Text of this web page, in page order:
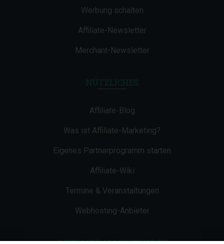
Werbung schalten
Affiliate-Newsletter
Merchant-Newsletter
Affiliate-Blog
Was ist Affiliate-Marketing?
Eigenes Partnerprogramm starten
Affiliate-Wiki
Termine & Veranstaltungen
Webhosting-Anbieter